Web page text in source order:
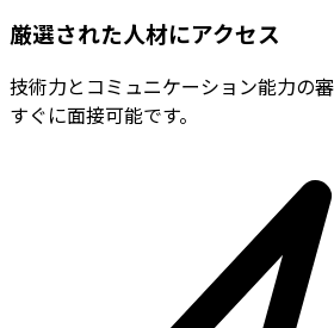
厳選された人材にアクセス
技術力とコミュニケーション能力の
すぐに面接可能です。